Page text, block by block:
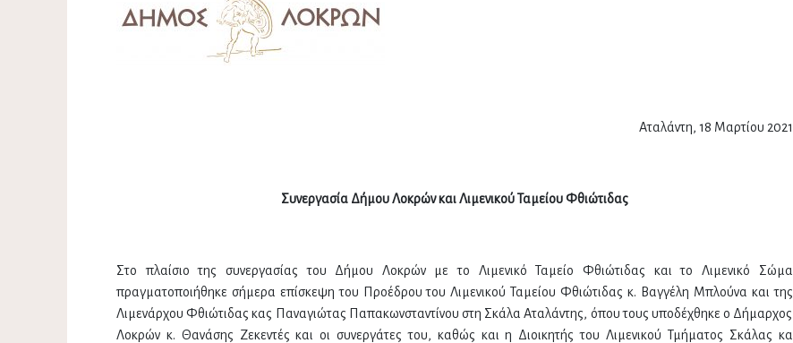
Αταλάντη, 18 Μαρτίου 2021
Συνεργασία Δήμου Λοκρών και Λιμενικού Ταμείου Φθιώτιδας
Στο πλαίσιο της συνεργασίας του Δήμου Λοκρών με το Λιμενικό Ταμείο Φθιώτιδας και το Λιμενικό Σώμα
πραγματοποιήθηκε σήμερα επίσκεψη του Προέδρου του Λιμενικού Ταμείου Φθιώτιδας κ. Βαγγέλη Μπλούνα και της
Λιμενάρχου Φθιώτιδας κας Παναγιώτας Παπακωνσταντίνου στη Σκάλα Αταλάντης, όπου τους υποδέχθηκε ο Δήμαρχος
Λοκρών κ. Θανάσης Ζεκεντές και οι συνεργάτες του, καθώς και η Διοικητής του Λιμενικού Τμήματος Σκάλας κα